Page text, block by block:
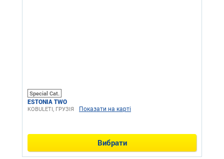
Special Cat.
ESTONIA TWO
KOBULETI, ГРУЗІЯ Показати на карті
Вибрати